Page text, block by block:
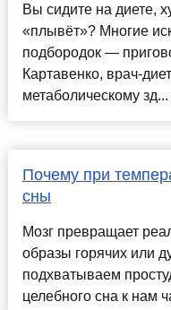
Вы сидите на диете,
«плывёт»? Многие
подбородок —
Картавенко, врач-
метаболическому зд...
Почему при
сны
Мозг превращает
образы горячих или
подхватываем
целебного сна к нам